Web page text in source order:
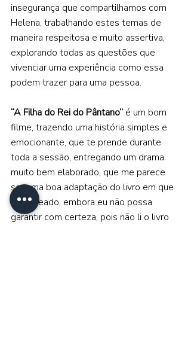
insegurança que compartilhamos com
Helena, trabalhando estes temas de
maneira respeitosa e muito assertiva,
explorando todas as questões que
vivenciar uma experiência como essa
podem trazer para uma pessoa.
“A Filha do Rei do Pântano” é um bom
filme, trazendo uma história simples e
emocionante, que te prende durante
toda a sessão, entregando um drama
muito bem elaborado, que me parece
ser uma boa adaptação do livro em que
foi baseado, embora eu não possa
garantir com certeza, pois não li o livro